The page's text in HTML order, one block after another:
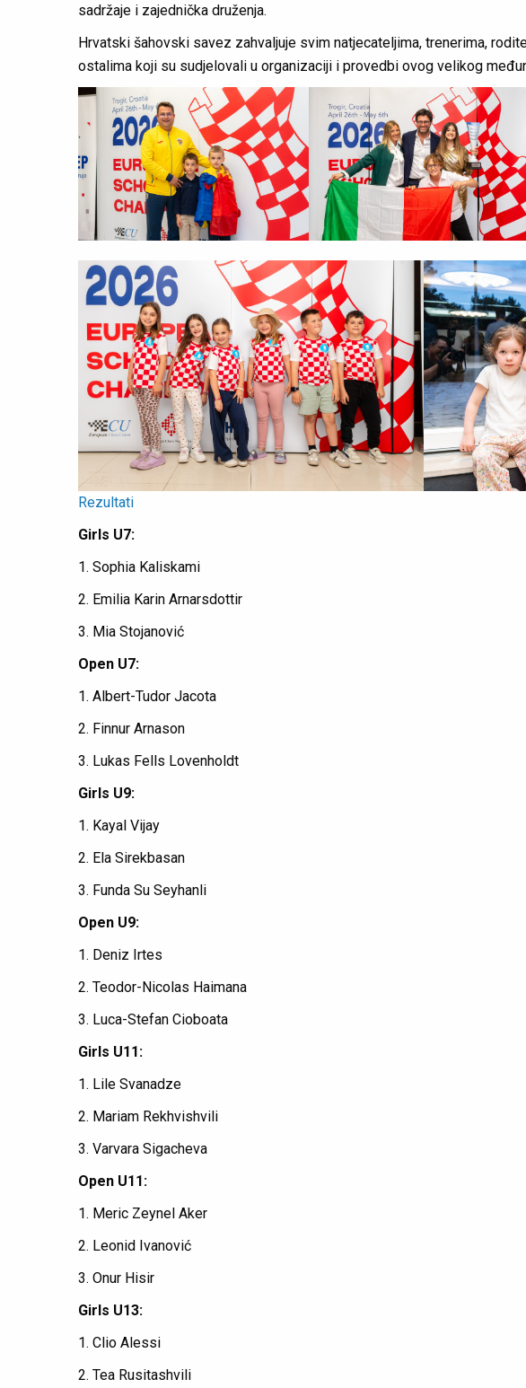
sadržaje i zajednička druženja.
Hrvatski šahovski savez zahvaljuje svim natjecateljima, trenerima,
ostalima koji su sudjelovali u organizaciji i provedbi ovog velikog
Rezultati
Girls U7:
1. Sophia Kaliskami
2. Emilia Karin Arnarsdottir
3. Mia Stojanović
Open U7:
1. Albert-Tudor Jacota
2. Finnur Arnason
3. Lukas Fells Lovenholdt
Girls U9:
1. Kayal Vijay
2. Ela Sirekbasan
3. Funda Su Seyhanli
Open U9:
1. Deniz Irtes
2. Teodor-Nicolas Haimana
3. Luca-Stefan Cioboata
Girls U11:
1. Lile Svanadze
2. Mariam Rekhvishvili
3. Varvara Sigacheva
Open U11:
1. Meric Zeynel Aker
2. Leonid Ivanović
3. Onur Hisir
Girls U13:
1. Clio Alessi
2. Tea Rusitashvili